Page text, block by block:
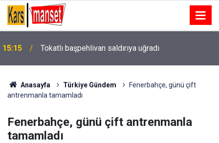
15:15 Tokatlı başpehlivan saldırıya uğradı
Anasayfa Türkiye Gündem
Fenerbahçe, günü çift
antrenmanla tamamladı
Fenerbahçe, günü çift antrenmanla
tamamladı